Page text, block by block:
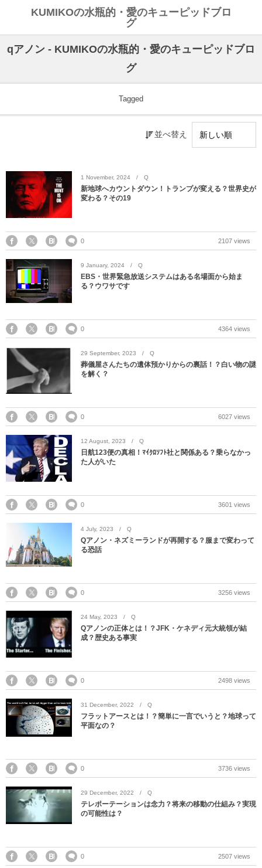
KUMIKOの水瓶的・愛のキューピッドブロ
グ
qアノン - KUMIKOの水瓶的・愛のキューピッドブロ
グ
Tagged
並べ替え
1 November, 2024 Q
新地球へカウントダウン！トランプが変える？世界史が
変わる？その19
0 2107 views
9 January, 2024 Q
EBS・世界緊急放送システムはある名場面から始ま
る？ウワサです
0 4364 views
29 September, 2023 Q
葬儀屋さんたちの遺体預かりからの裏話！？白い物の謎
を解く？
0 6027 views
12 August 2023 Q
日航123便の真相！ﾏｲｸﾛｿﾌﾄ社と関係ある？乗らなかっ
た人がいた
0 3601 views
4 July, 2023 Q
Qアノン・ネズミーランドが再開する？服まで変わって
る恐話
0 3256 views
24 May, 2023 Q
Qアノンの正体とは！？JFK・ケネディ元大統領が結
成？歴史ある事実
0 2498 views
31 December, 2022 Q
フラットアースとは！？簡単に一言でいうと？地球って
平面なの？
0 3736 views
29 December, 2022 Q
テレポーテーションは念力？将来の移動の仕組み？実現
の可能性は？
0 2507 views